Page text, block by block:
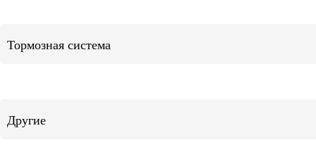
Тормозная система
Другие